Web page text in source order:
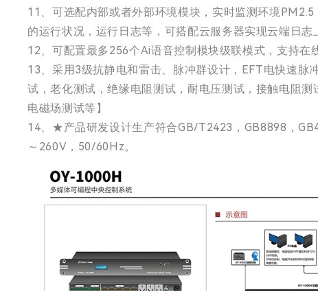
11、可选配内部或者外部环境模块，实时监测环境
的运行状况，运行日志等，可搭配云服务器实现云端日志
12、可配置最多256个Ai语音控制模块级联模式，支持在
13、采用3级抗静电和雷击、脉冲群设计，EFT电快速
试，老化测试，绝缘电阻测试，耐电压测试，接触电阻
电磁场测试等】
14、★产品研发设计生产符合GB/T2423，GB8898，
～260V，50/60Hz。